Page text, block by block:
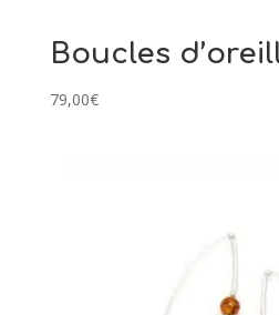
Boucles
79,00€